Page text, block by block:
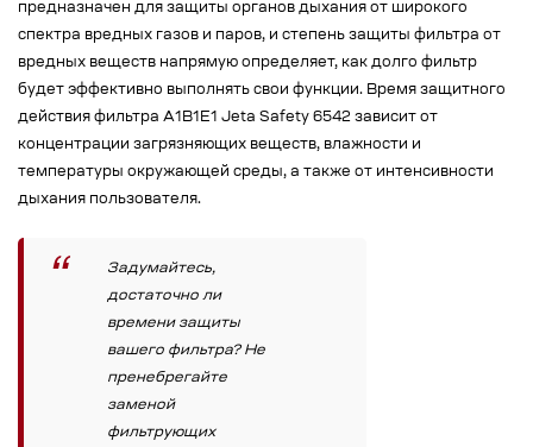
предназначен для защиты органов дыхания от широкого
спектра вредных газов и паров, и степень защиты фильтра от
вредных веществ напрямую определяет, как долго фильтр
будет эффективно выполнять свои функции. Время защитного
действия фильтра A1B1E1 Jeta Safety 6542 зависит от
концентрации загрязняющих веществ, влажности и
температуры окружающей среды, а также от интенсивности
дыхания пользователя.
Задумайтесь,
достаточно ли
времени защиты
вашего фильтра? Не
пренебрегайте
заменой
фильтрующих